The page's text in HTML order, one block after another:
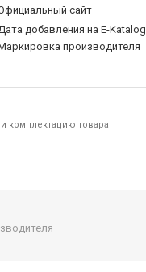
сайт
добавления на E-Katalog
производителя
комплектацию товара